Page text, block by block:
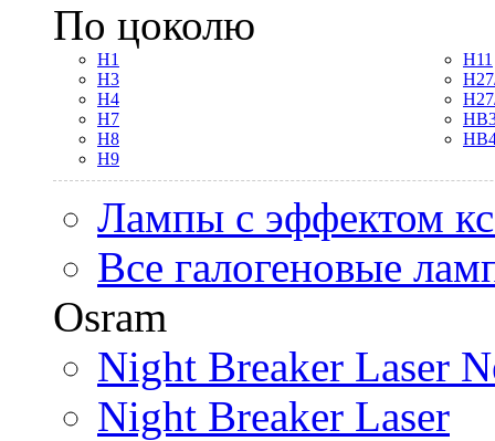
По цоколю
H1
H3
H4
H7
H8
H9
H11
Лампы с эффектом
Все галогеновые
Osram
Night Breaker Laser
Night Breaker Laser